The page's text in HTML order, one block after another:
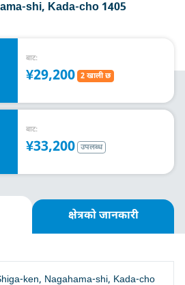
shi, Kada-cho 1405
बाट:
¥29,200 2 खाली छ
बाट:
¥33,200 उपलब्ध
क्षेत्रको जानकारी
ken, Nagahama-shi, Kada-cho